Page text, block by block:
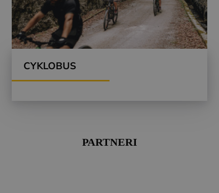
CYKLOBUS
PARTNERI